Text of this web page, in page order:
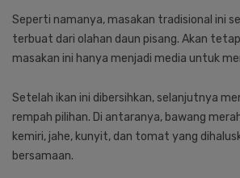
Seperti namanya, masakan tradisional ini
terbuat dari olahan daun pisang. Akan
masakan ini hanya menjadi media untuk
Setelah ikan ini dibersihkan, selanjutnya
rempah pilihan. Di antaranya, bawang
kemiri, jahe, kunyit, dan tomat yang
bersamaan.